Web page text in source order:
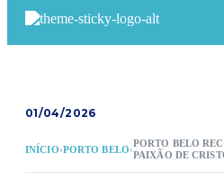
01/04/2026
INÍCIO›PORTO BELO›
PORTO BELO
PAIXÃO DE